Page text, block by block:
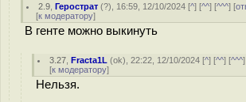
2.9 ,Герострат (?), 16:59, 12/10/2024 [^] [^^] [^^^] [
[к модератору]
В генте можно выкинуть
3.27 ,Fracta1L (ok), 22:22, 12/10/2024 [^] [^^] [^^^
[к модератору]
Нельзя.